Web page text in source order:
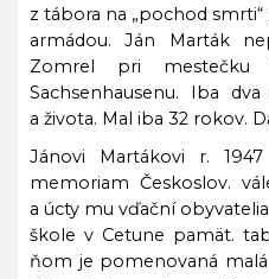
z tábora na „pochod
armádou. Ján Marták
Zomrel pri
Sachsenhausenu. Iba
a života. Mal iba 32 rokov.
Jánovi Martákovi r.
memoriam Českoslov.
a úcty mu vďační
škole v Cetune pamät.
ňom je pomenovaná